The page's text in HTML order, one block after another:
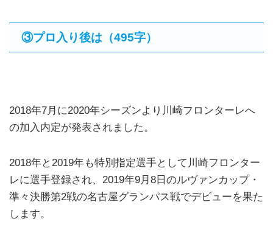
③プロ入り後は（495字）
2018年7月に2020年シーズンより川崎フロンターレへ
の加入内定が発表されました。
2018年と2019年も特別指定選手として川崎フロンター
レに選手登録され、2019年9月8日のルヴァンカップ・
準々決勝第2戦の名古屋グランパス戦でデビューを果た
します。